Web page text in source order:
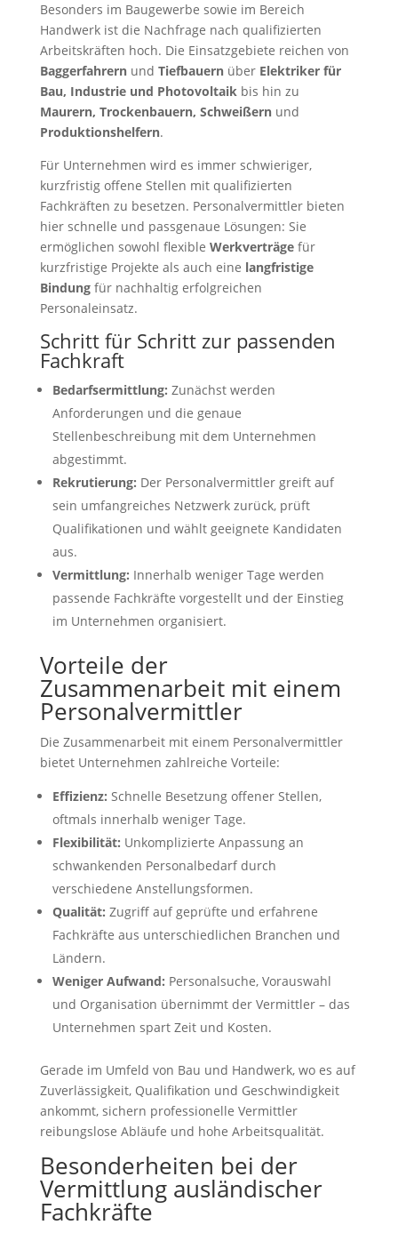
Besonders im Baugewerbe sowie im Bereich
Handwerk ist die Nachfrage nach qualifizierten
Arbeitskräften hoch. Die Einsatzgebiete reichen von
Baggerfahrernund Tiefbauernüber Elektriker für
Bau, Industrie und Photovoltaikbis hin zu
Maurern, Trockenbauern, Schweißernund
Produktionshelfern.
Für Unternehmen wird es immer schwieriger,
kurzfristig offene Stellen mit qualifizierten
Fachkräften zu besetzen. Personalvermittler bieten
hier schnelle und passgenaue Lösungen: Sie
ermöglichen sowohl flexible Werkverträgefür
kurzfristige Projekte als auch eine langfristige
Bindungfür nachhaltig erfolgreichen
Personaleinsatz.
Schritt für Schritt zur passenden
Fachkraft
Bedarfsermittlung: Zunächst werden
Anforderungen und die genaue
Stellenbeschreibung mit dem Unternehmen
abgestimmt.
Rekrutierung: Der Personalvermittler greift auf
sein umfangreiches Netzwerk zurück, prüft
Qualifikationen und wählt geeignete Kandidaten
aus.
Vermittlung: Innerhalb weniger Tage werden
passende Fachkräfte vorgestellt und der Einstieg
im Unternehmen organisiert.
Vorteile der
Zusammenarbeit mit einem
Personalvermittler
Die Zusammenarbeit mit einem Personalvermittler
bietet Unternehmen zahlreiche Vorteile:
Effizienz: Schnelle Besetzung offener Stellen,
oftmals innerhalb weniger Tage.
Flexibilität: Unkomplizierte Anpassung an
schwankenden Personalbedarf durch
verschiedene Anstellungsformen.
Qualität: Zugriff auf geprüfte und erfahrene
Fachkräfte aus unterschiedlichen Branchen und
Ländern.
Weniger Aufwand: Personalsuche, Vorauswahl
und Organisation übernimmt der Vermittler – das
Unternehmen spart Zeit und Kosten.
Gerade im Umfeld von Bau und Handwerk, wo es auf
Zuverlässigkeit, Qualifikation und Geschwindigkeit
ankommt, sichern professionelle Vermittler
reibungslose Abläufe und hohe Arbeitsqualität.
Besonderheiten bei der
Vermittlung ausländischer
Fachkräfte